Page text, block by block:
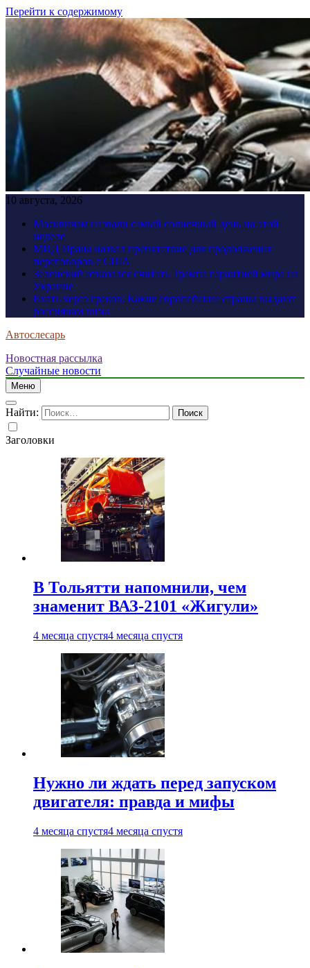
Перейти к содержимому
10 августа, 2026
Москвичам назвали самый солнечный день на этой
неделе
МИД Ирана назвал препятствие для продолжения
переговоров с США
Зеленский отказался считать Трампа гарантией мира на
Украине
Ехать через греков: Какие европейские страны выдают
россиянам визы
Автослесарь
Новостная рассылка
Случайные новости
Меню
Найти:
Заголовки
В Тольятти напомнили, чем
знаменит ВАЗ-2101 «Жигули»
4 месяца спустя4 месяца спустя
Нужно ли ждать перед запуском
двигателя: правда и мифы
4 месяца спустя4 месяца спустя